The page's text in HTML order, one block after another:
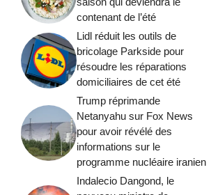
contenant de l’été
Lidl réduit les outils de
bricolage Parkside pour
résoudre les réparations
domiciliaires de cet été
Trump réprimande
Netanyahu sur Fox News
pour avoir révélé des
informations sur le
programme nucléaire iranien
Indalecio Dangond, le